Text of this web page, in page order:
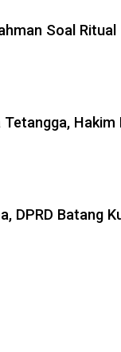
Soal
Tetangga,
DPRD Batang